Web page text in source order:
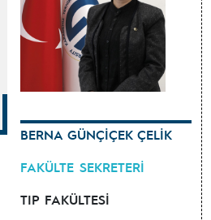
BERNA GÜNÇİÇEK ÇELİK
FAKÜLTE SEKRETERİ
TIP FAKÜLTESİ